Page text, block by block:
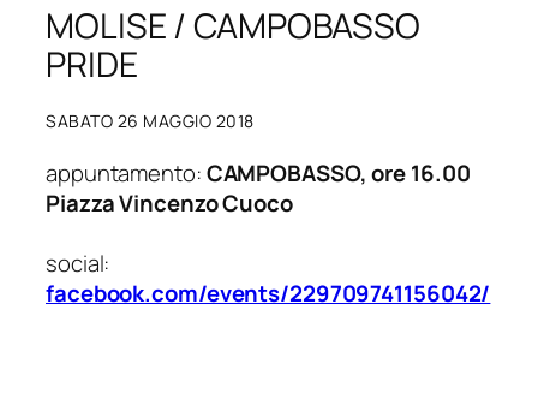
MOLISE / CAMPOBASSO
PRIDE
SABATO 26 MAGGIO 2018
appuntamento:CAMPOBASSO, ore 16.00
Piazza Vincenzo Cuoco
social:
facebook.com/events/229709741156042/